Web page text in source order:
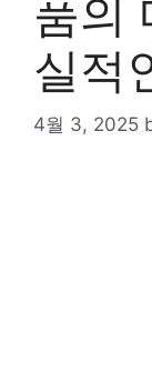
품의
실적
4월 3, 2025